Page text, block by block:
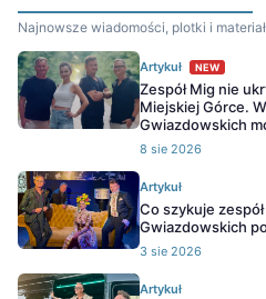
Najnowsze wiadomości, plotki i
Artykuł NEW
Zespół Mig nie
Miejskiej Górce.
Gwiazdowskich
8 sie 2026
Artykuł
Co szykuje
Gwiazdowskich
3 sie 2026
Artykuł